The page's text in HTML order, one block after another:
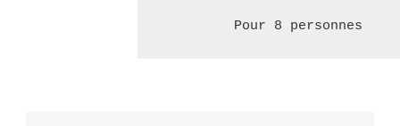
Pour 8 personnes